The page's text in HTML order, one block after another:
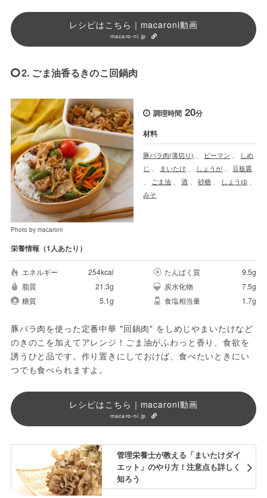
レシピはこちら｜macaroni動画
macaro-ni.jp
2. ごま油香るきのこ回鍋肉
Photo by macaroni
調理時間 20分
材料
豚バラ肉(薄切り) 、 ピーマン 、 しめ
じ 、 まいたけ 、 しょうが 、豆板醤
、 ごま油 、酒 、砂糖 、 しょうゆ 、
みそ
栄養情報（1人あたり）
エネルギー 254kcal たんぱく質
9.5g
脂質
21.3g 炭水化物
7.5g
糖質
5.1g 食塩相当量 1.7g
豚バラ肉を使った定番中華 "回鍋肉" をしめじやまいたけなど
のきのこを加えてアレンジ！ごま油がふわっと香り、食欲を
誘うひと品です。作り置きにしておけば、食べたいときにい
つでも食べられますよ。
レシピはこちら｜macaroni動画
macaro-ni.jp
管理栄養士が教える「まいたけダイ
エット」のやり方！注意点も詳しく
知ろう